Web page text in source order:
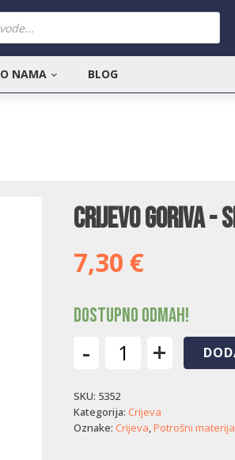
O NAMA BLOG
Crijevo goriva -
7,30 €
Dostupno odmah!
-
-
silikonsko
(2,39
+
SKU: 5352
Kategorija: Crijeva
Oznake: Crijeva,Potrošni